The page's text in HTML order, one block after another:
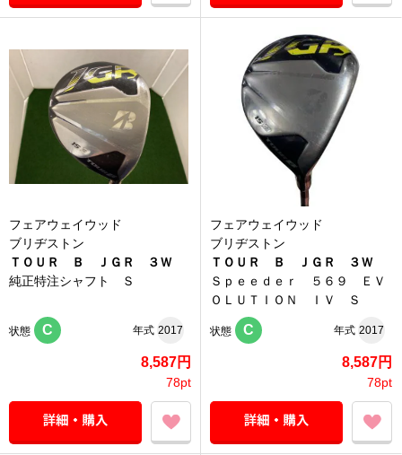
フェアウェイウッド
ブリヂストン
ＴＯＵＲ Ｂ ＪＧＲ ３Ｗ
純正特注シャフト Ｓ
状態 C 年式 2017
8,587円
78pt
フェアウェイウッド
ブリヂストン
ＴＯＵＲ Ｂ ＪＧＲ ３Ｗ
Ｓｐｅｅｄｅｒ ５６９ ＥＶ
ＯＬＵＴＩＯＮ ＩＶ Ｓ
状態 C 年式 2017
8,587円
78pt